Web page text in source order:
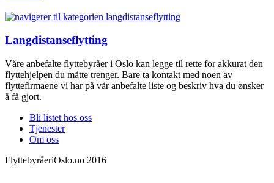
Langdistanseflytting
Våre anbefalte flyttebyråer i Oslo kan legge til rette for akkurat den
flyttehjelpen du måtte trenger. Bare ta kontakt med noen av
flyttefirmaene vi har på vår anbefalte liste og beskriv hva du ønsker
å få gjort.
Bli listet hos oss
Tjenester
Om oss
FlyttebyråeriOslo.no 2016